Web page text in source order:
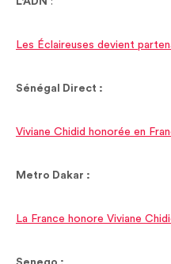
Les Éclaireuses devient
Sénégal Direct :
Viviane Chidid honorée en
Metro Dakar :
La France honore Viviane